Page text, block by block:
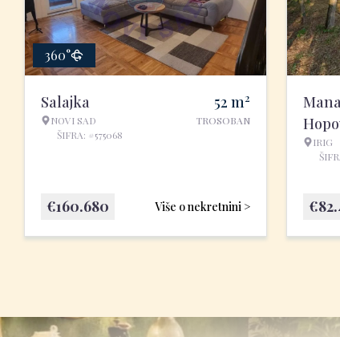
360°
Salajka
NOVI SAD
ŠIFRA: #575068
52 m2
TROSOBAN
Više o nekretnini >
€160.680
IRIG
€